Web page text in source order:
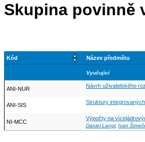
Skupina povinně
Kód Název předmětu
Vyučující
ANI-NUR Návrh uživatelského
ANI-SIS Struktury
NI-MCC
Výpočty na
Daniel Langr, Ivan